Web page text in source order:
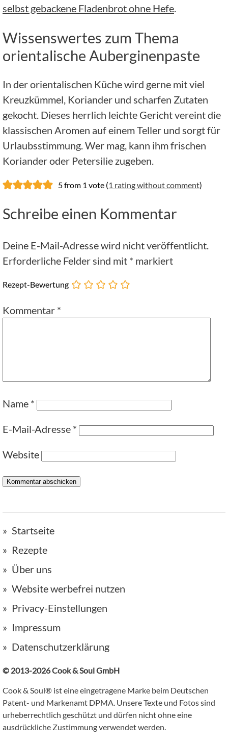
selbst gebackene Fladenbrot ohne Hefe.
Wissenswertes zum Thema
orientalische Auberginenpaste
In der orientalischen Küche wird gerne mit viel
Kreuzkümmel, Koriander und scharfen Zutaten
gekocht. Dieses herrlich leichte Gericht vereint die
klassischen Aromen auf einem Teller und sorgt für
Urlaubsstimmung. Wer mag, kann ihm frischen
Koriander oder Petersilie zugeben.
5 from 1 vote (1 rating without comment)
Schreibe einen Kommentar
Deine E-Mail-Adresse wird nicht veröffentlicht.
Erforderliche Felder sind mit * markiert
Rezept-Bewertung
Kommentar *
Name *
E-Mail-Adresse *
Website
Startseite
Rezepte
Über uns
Website werbefrei nutzen
Privacy-Einstellungen
Impressum
Datenschutzerklärung
© 2013-2026 Cook & Soul GmbH
Cook & Soul® ist eine eingetragene Marke beim Deutschen
Patent- und Markenamt DPMA. Unsere Texte und Fotos sind
urheberrechtlich geschützt und dürfen nicht ohne eine
ausdrückliche Zustimmung verwendet werden.